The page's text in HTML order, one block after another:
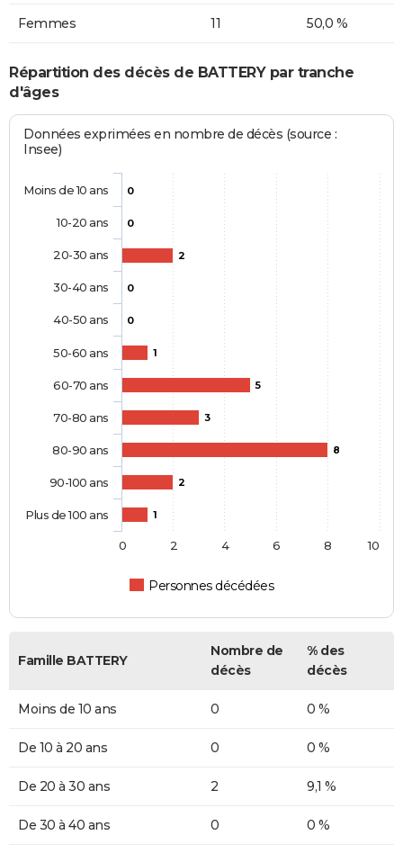
Femmes 11 50,0 %
Répartition des décès de BATTERY par tranche
d'âges
Données exprimées en nombre de décès (source :
Insee)
0
0
2
0
0
1
5
3
8
2
1
Personnes décédées
Moins de 10 ans
10-20 ans
20-30 ans
30-40 ans
40-50 ans
50-60 ans
60-70 ans
70-80 ans
80-90 ans
90-100 ans
Plus de 100 ans
0 2 4 6 8 10
Famille BATTERY
Nombre de
décès
% des
décès
Moins de 10 ans 0 0 %
De 10 à 20 ans 0 0 %
De 20 à 30 ans 2 9,1 %
De 30 à 40 ans 0 0 %